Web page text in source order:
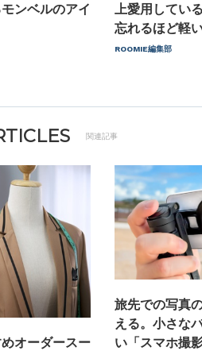
ンベルのアイ
上愛用してい
忘れるほど軽
ROOMIE編集部
関連記事
オーダースー
旅先での写真
える。小さな
い「スマホ撮